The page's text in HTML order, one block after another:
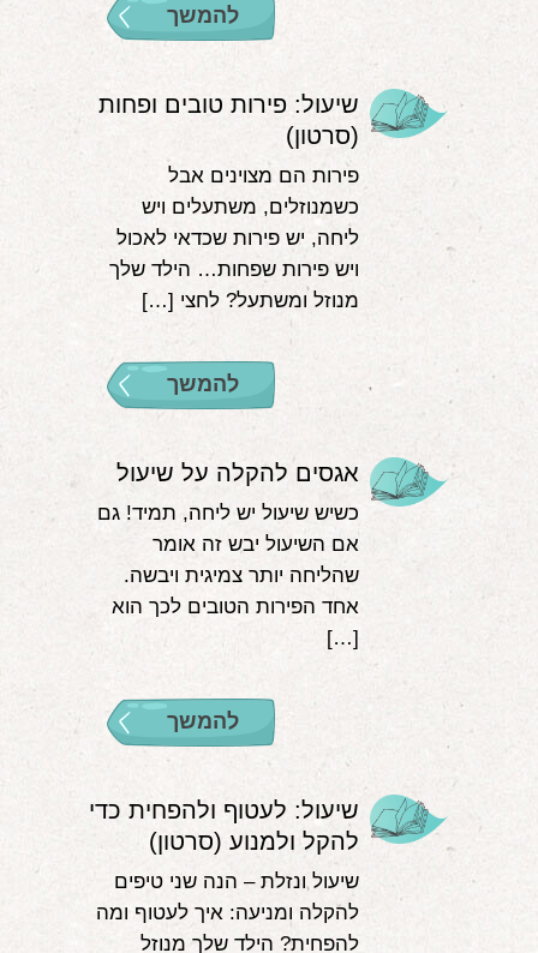
להמשך
שיעול: פירות טובים ופחות
(סרטון)
פירות הם מצוינים אבל
כשמנוזלים, משתעלים ויש
ליחה, יש פירות שכדאי לאכול
ויש פירות שפחות… הילד שלך
מנוזל ומשתעל? לחצי […]
להמשך
אגסים להקלה על שיעול
כשיש שיעול יש ליחה, תמיד! גם
אם השיעול יבש זה אומר
שהליחה יותר צמיגית ויבשה.
אחד הפירות הטובים לכך הוא
[…]
להמשך
שיעול: לעטוף ולהפחית כדי
להקל ולמנוע (סרטון)
שיעול ונזלת – הנה שני טיפים
להקלה ומניעה: איך לעטוף ומה
להפחית? הילד שלך מנוזל